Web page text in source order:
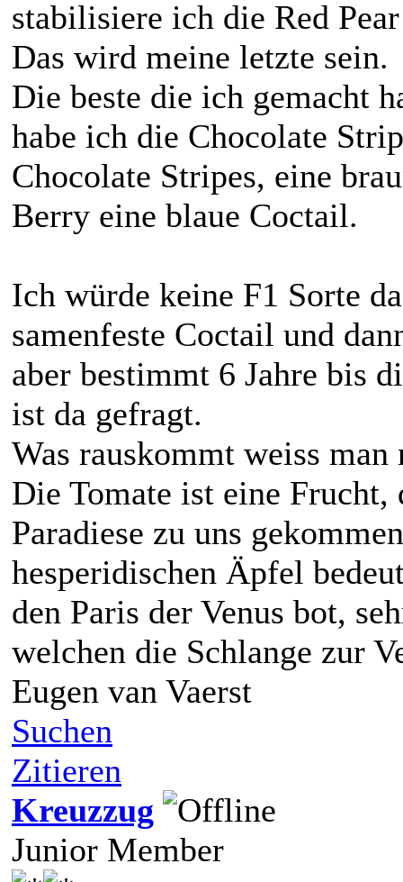
stabilisiere ich die Red
Das wird meine letzte sein.
Die beste die ich gemacht
habe ich die Chocolate
Chocolate Stripes, eine
Berry eine blaue Coctail.
Ich würde keine F1 Sorte
samenfeste Coctail und
aber bestimmt 6 Jahre bis
ist da gefragt.
Was rauskommt weiss
Die Tomate ist eine
Paradiese zu uns
hesperidischen Äpfel
den Paris der Venus bot,
welchen die Schlange zur
Eugen van Vaerst
Suchen
Zitieren
Kreuzzug
Junior Member